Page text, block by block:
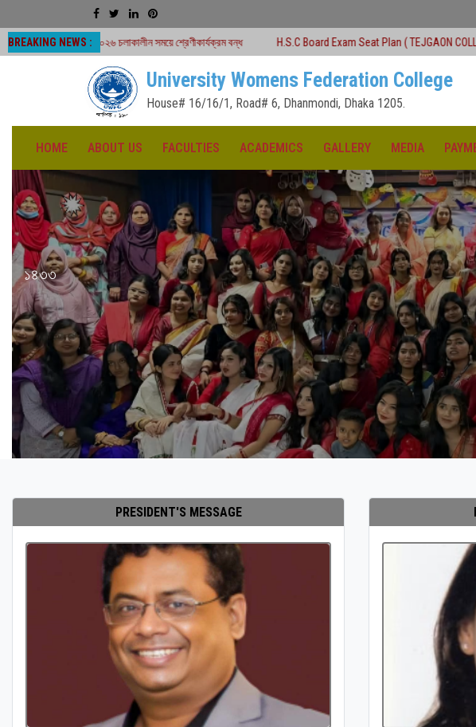
BREAKING NEWS :
২০২৬ চলাকালীন সময়ে শ্রেণীকার্যক্রম বন্ধ H.S.C Board Exam Seat Plan ( TEJGAON COLLEGE) #অনার্স
University Womens Federation College
House# 16/16/1, Road# 6, Dhanmondi, Dhaka 1205.
HOME ABOUT US FACULTIES ACADEMICS GALLERY MEDIA
১৪৩৩
PRESIDENT'S MESSAGE